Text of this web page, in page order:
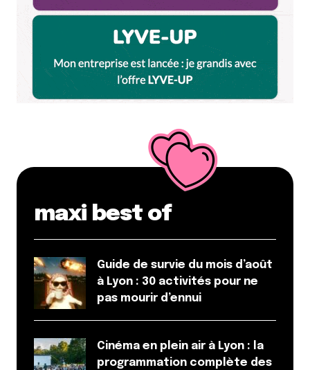
Répondre
hé oui désolé Anthony on a pris ceux qui avait
au moins 2 votes
mon parc de bellevue n’a
18 février 2012 à 9 h 39 min
Non, non, mais je ne me plains pas, je dis
19 février 2012 à 12 h 09 min
Répondre
+1
il fait partit de mes points de vue préférés !
Stimpa
17 février 2012 à 0 h 00 min
Répondre
maxi best of
Guide de survie du mois d’août
à Lyon : 30 activités pour ne
pas mourir d’ennui
Cinéma en plein air à Lyon : la
programmation complète des